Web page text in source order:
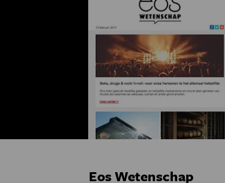
Eos Wetenschap